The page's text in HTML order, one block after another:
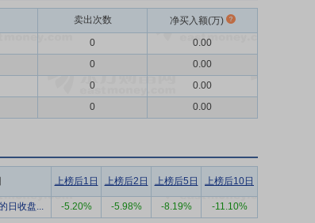
卖出次数
净买入额(万)
0
0.00
0
0.00
0
0.00
0 0.00
上榜后1日 上榜后2日 上榜后5日 上榜后10日
日收盘... -5.20% -5.98% -8.19% -11.10%